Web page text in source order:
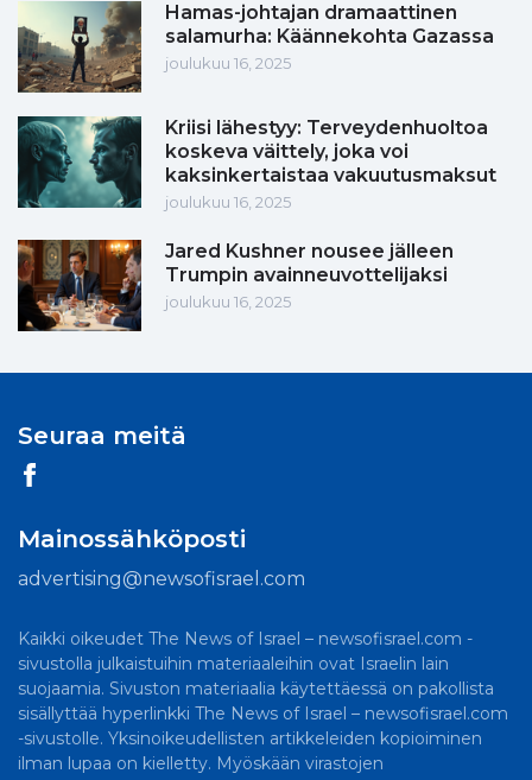
Hamas-johtajan dramaattinen
salamurha: Käännekohta Gazassa
joulukuu 16, 2025
Kriisi lähestyy: Terveydenhuoltoa
koskeva väittely, joka voi
kaksinkertaistaa vakuutusmaksut
joulukuu 16, 2025
Jared Kushner nousee jälleen
Trumpin avainneuvottelijaksi
joulukuu 16, 2025
Seuraa meitä
Mainossähköposti
advertising@newsofisrael.com
Kaikki oikeudet The News of Israel – newsofisrael.com -
sivustolla julkaistuihin materiaaleihin ovat Israelin lain
suojaamia. Sivuston materiaalia käytettäessä on pakollista
sisällyttää hyperlinkki The News of Israel – newsofisrael.com
-sivustolle. Yksinoikeudellisten artikkeleiden kopioiminen
ilman lupaa on kielletty. Myöskään virastojen